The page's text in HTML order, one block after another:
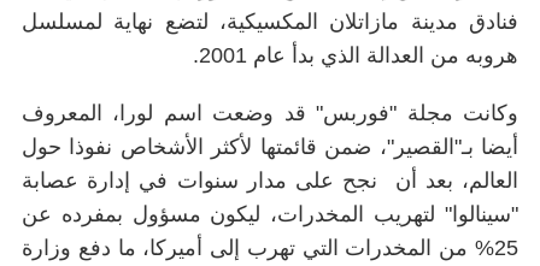
فنادق مدينة مازاتلان المكسيكية، لتضع نهاية لمسلسل
هروبه من العدالة الذي بدأ عام 2001.
وكانت مجلة "فوربس" قد وضعت اسم لورا، المعروف
أيضا بـ"القصير"، ضمن قائمتها لأكثر الأشخاص نفوذا حول
العالم، بعد أن نجح على مدار سنوات في إدارة عصابة
"سينالوا" لتهريب المخدرات، ليكون مسؤول بمفرده عن
25% من المخدرات التي تهرب إلى أميركا، ما دفع وزارة